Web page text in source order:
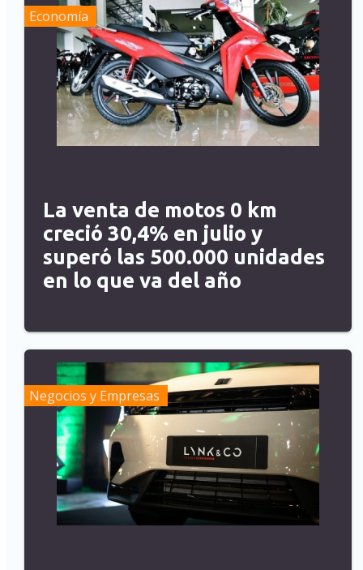
Economía
La venta de motos 0 km
creció 30,4% en julio y
superó las 500.000 unidades
en lo que va del año
Negocios y Empresas